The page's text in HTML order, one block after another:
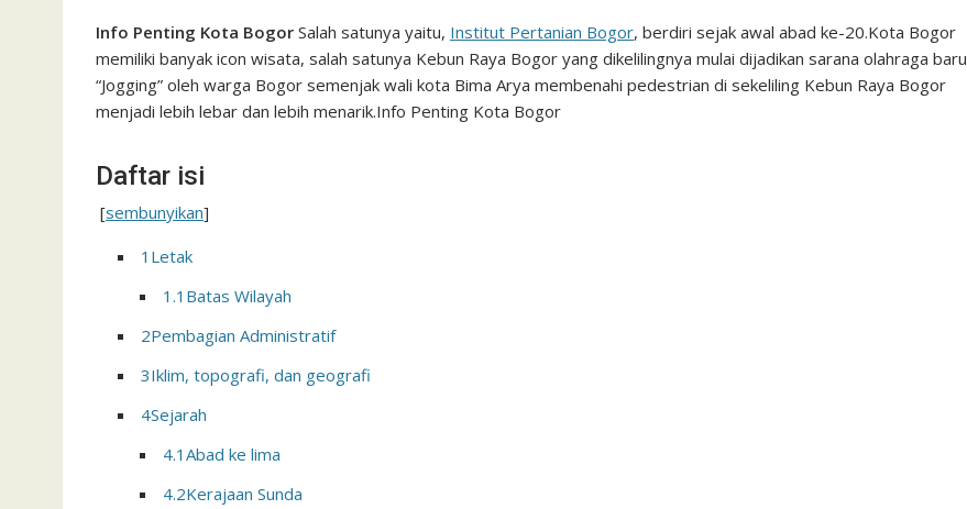
Info Penting Kota Bogor Salah satunya yaitu, Institut Pertanian Bogor, berdiri sejak awal abad ke-20.Kota Bogor
memiliki banyak icon wisata, salah satunya Kebun Raya Bogor yang dikelilingnya mulai dijadikan sarana olahraga baru
“Jogging” oleh warga Bogor semenjak wali kota Bima Arya membenahi pedestrian di sekeliling Kebun Raya Bogor
menjadi lebih lebar dan lebih menarik.Info Penting Kota Bogor
Daftar isi
[sembunyikan]
1 Letak
1.1 Batas Wilayah
2Pembagian Administratif
3Iklim, topografi, dan geografi
4Sejarah
4.1 Abad ke lima
4.2Kerajaan Sunda